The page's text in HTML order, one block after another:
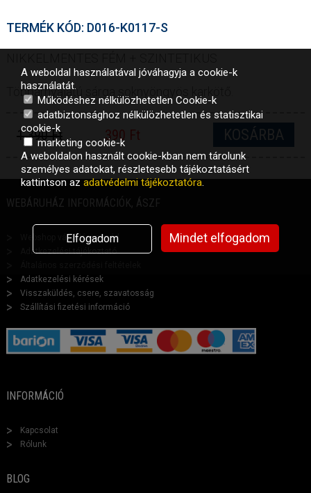
TERMÉK KÓD: D016-K0117-S
Többárnyalatú sárga soknyöngyös karkötő.
1 390 Ft 390 Ft KOSÁRBA
WEBÁRUHÁZ INFORMÁCIÓK, ÁSZF
Webshop vásárlási segéd
Adatkezelési tájékoztató
Adatkezelési kérések
Visszaküldés, csere, szavatosság
Szállítási fizetési információ
INFORMÁCIÓ
Kapcsolat
Rólunk
BLOG
A weboldal használatával jóváhagyja a cookie-k
használatát.
Működéshez nélkülözhetetlen Cookie-k
adatbiztonsághoz nélkülözhetetlen és statisztikai
cookie-k
marketing cookie-k
A weboldalon használt cookie-kban nem tárolunk
személyes adatokat, részletesebb tájékoztatásért
kattintson azadatvédelmi tájékoztatóra.
Elfogadom Mindet elfogadom